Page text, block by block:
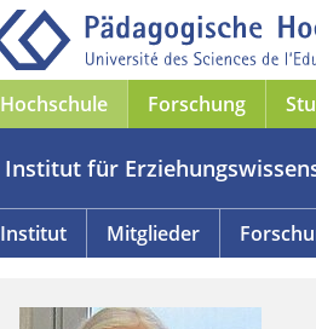
Hochschule Forschung
Institut für
Institut Mitglieder